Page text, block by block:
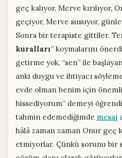
geç kalıyor, Merve kırılıyor,
geçiyor, Merve susuyor,
Sonra bir terapiste gittiler.
kuralları” koymalarını
getirme yok, “sen” ile
anki duygu ve ihtiyacı
evde olman benim için
hissediyorum” demeyi
tahmin edemediğimde mesaj
hâlâ zaman zaman Onur geç
etmiyorlar. Çünkü sorunu bir